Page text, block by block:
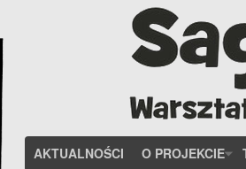
AKTUALNOŚCI O PROJEKCIE